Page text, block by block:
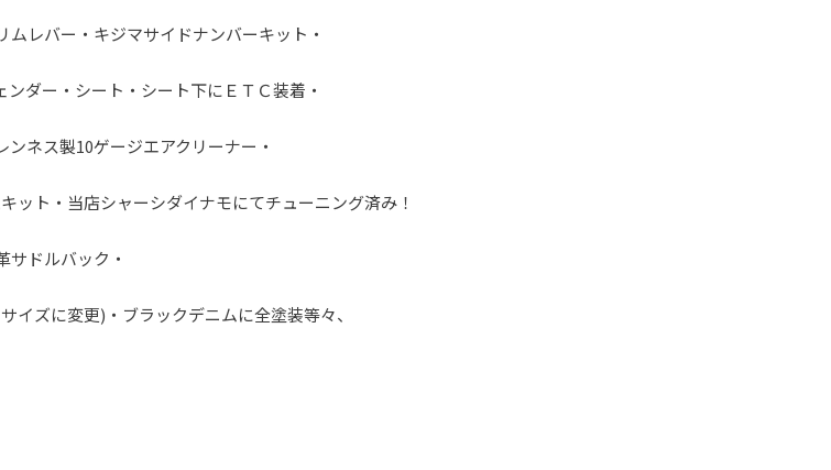
レバー・キジマサイドナンバーキット・
ダー・シート・シート下にＥＴＣ装着・
ネス製10ゲージエアクリーナー・
ット・当店シャーシダイナモにてチューニング済み！
ドルバック・
ズに変更)・ブラックデニムに全塗装等々、